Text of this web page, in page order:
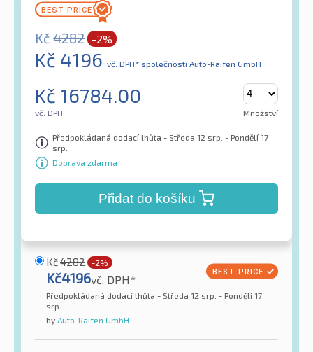
Kč 4282 -2%
Kč 4196 vč. DPH* společností Auto-Raifen GmbH
Kč 16784.00
vč. DPH Množství
Předpokládaná dodací lhůta - Středa 12 srp. - Pondělí 17
srp.
Doprava zdarma
Přidat do košíku
Kč4282 -2%
Kč4196vč. DPH*
Předpokládaná dodací lhůta - Středa 12 srp. - Pondělí 17
srp.
by Auto-Raifen GmbH